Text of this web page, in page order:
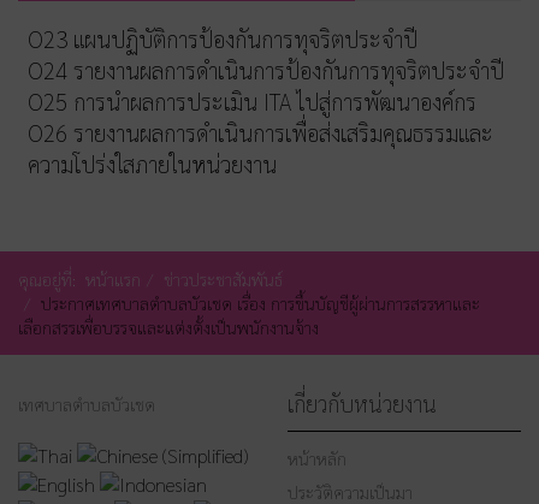
O23 แผนปฏิบัติการป้องกันการทุจริตประจำปี
O24 รายงานผลการดำเนินการป้องกันการทุจริตประจำปี
O25 การนำผลการประเมิน ITA ไปสู่การพัฒนาองค์กร
O26 รายงานผลการดำเนินการเพื่อส่งเสริมคุณธรรมและ
ความโปร่งใสภายในหน่วยงาน
คุณอยู่ที่: หน้าแรก
ข่าวประชาสัมพันธ์
ประกาศเทศบาลตำบลบัวเชด เรื่อง การขึ้นบัญชีผู้ผ่านการสรรหาและ
เลือกสรรเพื่อบรรจและแต่งตั้งเป็นพนักงานจ้าง
เทศบาลตำบลบัวเชด เกี่ยวกับหน่วยงาน
หน้าหลัก
ประวัติความเป็นมา